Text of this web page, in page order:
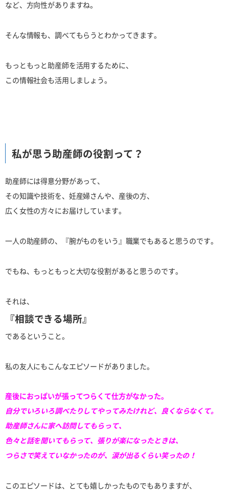
など、方向性がありますね。
そんな情報も、調べてもらうとわかってきます。
もっともっと助産師を活用するために、
この情報社会も活用しましょう。
私が思う助産師の役割って？
助産師には得意分野があって、
その知識や技術を、妊産婦さんや、産後の方、
広く女性の方々にお届けしています。
一人の助産師の、『腕がものをいう』職業でもあると思うのです。
でもね、もっともっと大切な役割があると思うのです。
それは、
『相談できる場所』
であるということ。
私の友人にもこんなエピソードがありました。
産後におっぱいが張ってつらくて仕方がなかった。
自分でいろいろ調べたりしてやってみたけれど、 良くならなくて。
助産師さんに家へ訪問してもらって、
色々と話を聞いてもらって、張りが楽になったときは、
つらさで笑えていなかったのが、涙が出るくらい笑ったの！
このエピソードは、とても嬉しかったものでもありますが、